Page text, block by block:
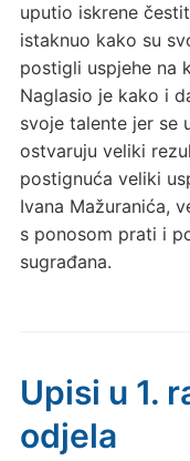
uputio iskrene
istaknuo kako su
postigli uspjehe na
Naglasio je kako i
svoje talente jer se
ostvaruju veliki
postignuća veliki
Ivana Mažuranića,
s ponosom prati i
sugrađana.
Upisi u 1.
odjela